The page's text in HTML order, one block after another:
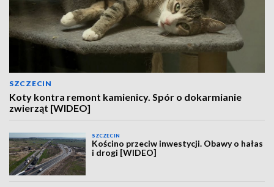
SZCZECIN
Koty kontra remont kamienicy. Spór o dokarmianie
zwierząt [WIDEO]
SZCZECIN
Kościno przeciw inwestycji. Obawy o hałas
i drogi [WIDEO]